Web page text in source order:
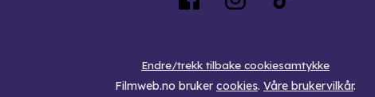
Endre/trekk tilbake cookiesamtykke
Filmweb.no bruker cookies. Våre brukervilkår.